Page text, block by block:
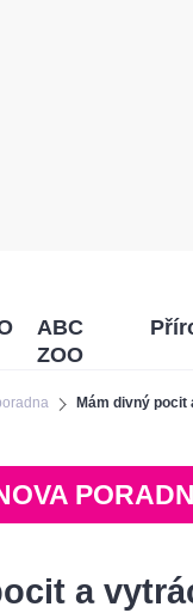
Mám divný
ABC
ZOO
a